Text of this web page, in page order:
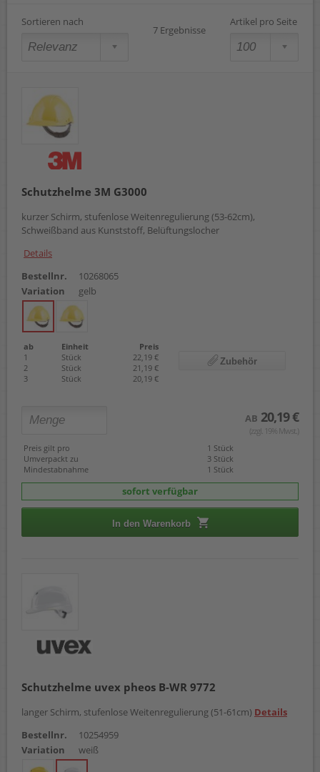
Sortieren nach
7 Ergebnisse
Artikel pro Seite
Schutzhelme 3M G3000
kurzer Schirm, stufenlose Weitenregulierung (53-62cm),
Schweißband aus Kunststoff, Belüftungslocher
Details
Bestellnr.
10268065
Variation
gelb
ab Einheit
Preis
1
Stück
22,19 €
2
Stück
21,19 €
3
Stück 20,19 €
Zubehör
AB 20,19 €
(zzgl. 19% Mwst.)
Preis gilt pro
1 Stück
Umverpackt zu
3 Stück
Mindestabnahme
1 Stück
sofort verfügbar
In den Warenkorb
Schutzhelme uvex pheos B-WR 9772
langer Schirm, stufenlose Weitenregulierung (51-61cm) Details
Bestellnr.
10254959
Variation
weiß